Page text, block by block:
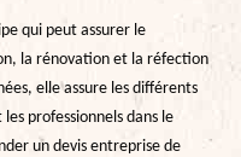
qui peut assurer le
la rénovation et la réfection
elle assure les différents
professionnels dans le
un devis entreprise de